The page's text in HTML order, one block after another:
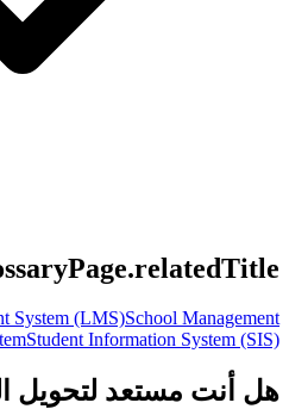
System (LMS)School Management
Student Information System (SIS)
هل أنت مستعد لتحويل